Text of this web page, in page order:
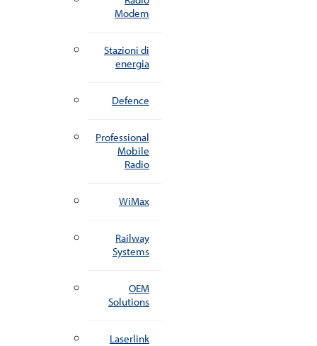
Modem
Stazioni di
energia
Defence
Professional
Mobile
Radio
WiMax
Railway
Systems
OEM
Solutions
Laserlink